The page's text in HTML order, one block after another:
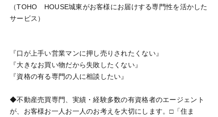
（TOHO HOUSE城東がお客様にお届けする専門性を活かした
サービス）
『口が上手い営業マンに押し売りされたくない』
『大きなお買い物だから失敗したくない』
『資格の有る専門の人に相談したい』
◆不動産売買専門、実績・経験多数の有資格者のエージェント
が、お客様お一人お一人のお考えを大切にします。□「住ま